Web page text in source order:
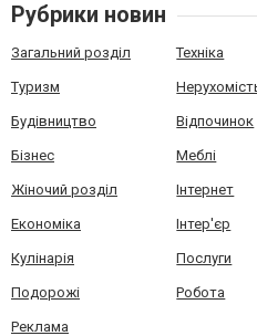
Рубрики новин
Загальний розділ Техніка
Туризм
Будівництво Відпочинок
Бізнес Меблі
Жіночий розділ Інтернет
Економіка Інтер'єр
Кулінарія Послуги
Подорожі Робота
Реклама